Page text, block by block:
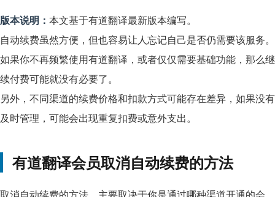
版本说明： 本文基于有道翻译最新版本编写。
自动续费虽然方便，但也容易让人忘记自己是否仍需要该服务。
如果你不再频繁使用有道翻译，或者仅仅需要基础功能，那么继
续付费可能就没有必要了。
另外，不同渠道的续费价格和扣款方式可能存在差异，如果没有
及时管理，可能会出现重复扣费或意外支出。
有道翻译会员取消自动续费的方法